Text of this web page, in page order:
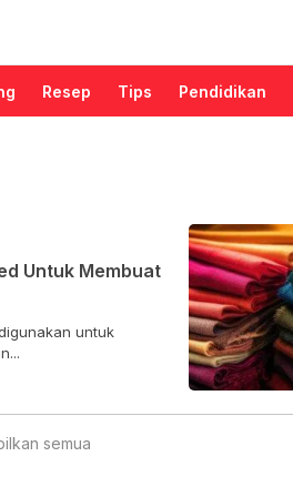
Resep Tips Pendidikan
Untuk Membuat
untuk
semua